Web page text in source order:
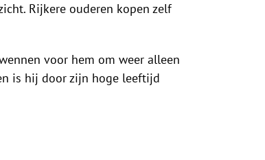
Rijkere ouderen kopen zelf
voor hem om weer alleen
is hij door zijn hoge leeftijd